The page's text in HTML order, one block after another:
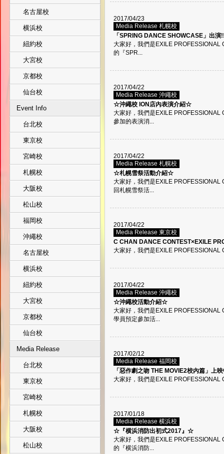
名古屋校
横浜校
紐約校
大宮校
京都校
仙台校
Event Info
台北校
東京校
宮崎校
札幌校
大阪校
松山校
福岡校
沖繩校
名古屋校
横浜校
紐約校
大宮校
京都校
仙台校
Media Release
台北校
東京校
宮崎校
札幌校
大阪校
松山校
2017/04/23
Media Release 札幌校
「SPRING DANCE SHOWCASE」出演
大家好，我們是EXILE PROFESSIONAL
的『SPR...
2017/04/22
Media Release 沖繩校
☆沖繩校 ION店內表演介紹☆
大家好，我們是EXILE PROFESSIONAL
參加的表演消...
2017/04/22
Media Release 札幌校
☆札幌雪祭活動介紹☆
大家好，我們是EXILE PROFESSIONAL
回札幌雪祭活...
2017/04/22
Media Release 東京校
C CHAN DANCE CONTEST×EXILE
大家好，我們是EXILE
2017/04/22
Media Release 沖繩校
☆沖繩校活動介紹☆
大家好，我們是EXILE PROFESSIONAL
學員預定參加活...
2017/02/12
Media Release 福岡校
「惡作劇之吻 THE MOVIE2校內篇」上
大家好，我們是EXILE
2017/01/18
Media Release 横浜校
☆『横浜消防出初式2017』☆
大家好，我們是EXILE PROFESSIONAL
的『横浜消防...